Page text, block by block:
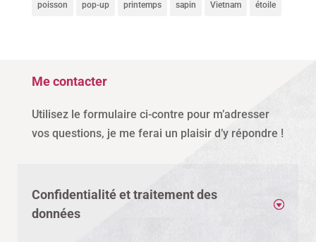
poisson pop-up printemps sapin Vietnam étoile
Me contacter
Utilisez le formulaire ci-contre pour m’adresser
vos questions, je me ferai un plaisir d’y répondre !
Confidentialité et traitement des
données